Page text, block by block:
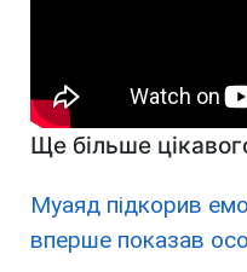
Ще більше
Муаяд підкорив
вперше показав